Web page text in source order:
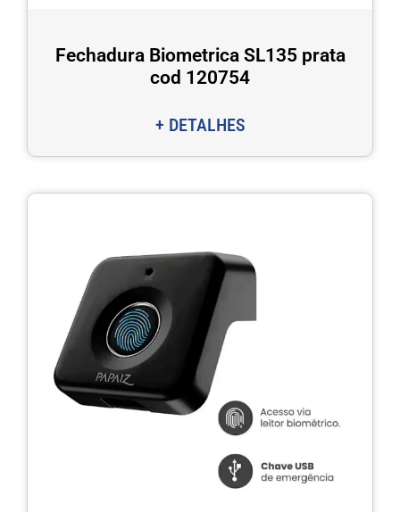
Fechadura Biometrica SL135 prata
cod 120754
+ DETALHES